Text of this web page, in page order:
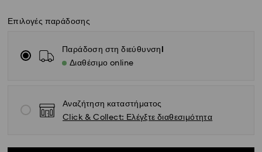
Επιλογές παράδοσης
Παράδοση στη διεύθυνσηl
Διαθέσιμο online
Αναζήτηση καταστήματος
Click & Collect: Ελέγξτε διαθεσιμότητα